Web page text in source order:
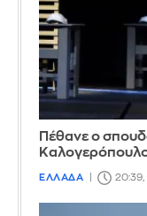
Πέθανε ο
ΕΛΛΑΔΑ